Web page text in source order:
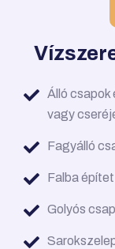
Álló csapok
vagy
Fagyálló
Falba
Golyós